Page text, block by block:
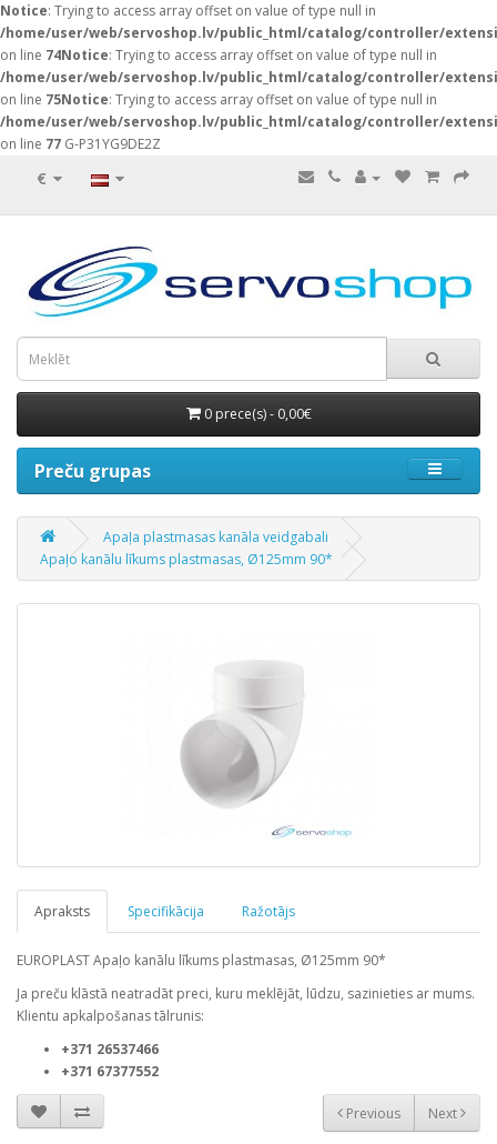
Notice: Trying to access array offset on value of type null in
/home/user/web/servoshop.lv/public_html/catalog/controller/
on line 74Notice: Trying to access array offset on value of type null in
/home/user/web/servoshop.lv/public_html/catalog/controller/
on line 75Notice: Trying to access array offset on value of type null in
/home/user/web/servoshop.lv/public_html/catalog/controller/
on line 77 G-P31YG9DE2Z
€
0 prece(s) - 0,00€
Preču grupas
Apaļa plastmasas kanāla veidgabali
Apaļo kanālu līkums plastmasas, Ø125mm 90*
Apraksts Specifikācija Ražotājs
EUROPLAST Apaļo kanālu līkums plastmasas, Ø125mm 90*
Ja preču klāstā neatradāt preci, kuru meklējāt, lūdzu, sazinieties ar mums.
Klientu apkalpošanas tālrunis:
+371 26537466
+371 67377552
Previous Next